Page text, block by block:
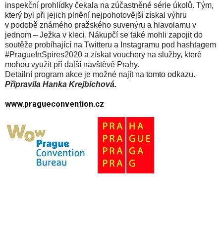
inspekční prohlídky čekala na zúčastněné série úkolů. Tým,
který byl při jejich plnění nejpohotovější získal výhru
v podobě známého pražského suvenýru a hlavolamu v
jednom – Ježka v kleci. Nákupčí se také mohli zapojit do
soutěže probíhající na Twitteru a Instagramu pod hashtagem
#PragueInSpires2020 a získat vouchery na služby, které
mohou využít při další návštěvě Prahy.
Detailní program akce je možné najít na tomto odkazu.
Připravila Hanka Krejbichová.
www.pragueconvention.cz